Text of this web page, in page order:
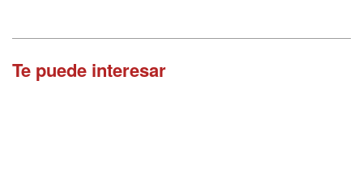
Te puede interesar